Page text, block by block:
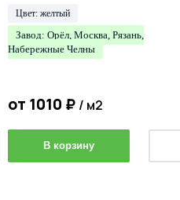
Цвет: желтый
Завод: Орёл, Москва, Рязань,
Набережные Челны
от 1010 ₽ / м2
В корзину